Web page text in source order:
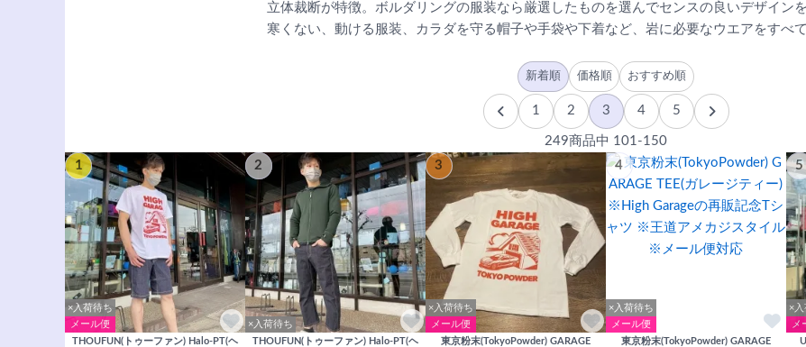
立体裁断が特徴。ボルダリングの服装なら厳選したものを選んでセンスの良いデザイン
寒くない、動ける服装、カラダを守る帽子や手袋や下着など、岩に必要なウエアをすべ
新着順 価格順 おすすめ順
1 2 3 4 5
249商品中 101-150
1
×入荷待ち
メール便
THOUFUN(トゥーファン) Halo-PT(ヘ
2
×入荷待ち
THOUFUN(トゥーファン) Halo-PT(ヘ
3
×入荷待ち
メール便
東京粉末(TokyoPowder) GARAGE
4
×入荷待ち
メール便
東京粉末(TokyoPowder) GARAGE
5
×入
メ